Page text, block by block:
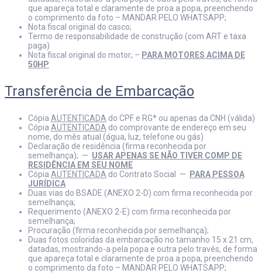
que apareça total e claramente de proa a popa, preenchendo
o comprimento da foto – MANDAR PELO WHATSAPP;
Nota fiscal original do casco;
Termo de responsabilidade de construção (com ART e taxa
paga)
Nota fiscal original do motor; – PARA MOTORES ACIMA DE
50HP
Transferência de Embarcação
Cópia AUTENTICADA do CPF e RG* ou apenas da CNH (válida)
Cópia AUTENTICADA do comprovante de endereço em seu
nome, do mês atual (água, luz, telefone ou gás)
Declaração de residência (firma reconhecida por
semelhança); — USAR APENAS SE NÃO TIVER COMP DE
RESIDÊNCIA EM SEU NOME
Cópia AUTENTICADA do Contrato Social —
PARA PESSOA
JURÍDICA
Duas vias do BSADE (ANEXO 2-D) com firma reconhecida por
semelhança;
Requerimento (ANEXO 2-E) com firma reconhecida por
semelhança;
Procuração (firma reconhecida por semelhança);
Duas fotos coloridas da embarcação no tamanho 15 x 21 cm,
datadas, mostrando-a pela popa e outra pelo través, de forma
que apareça total e claramente de proa a popa, preenchendo
o comprimento da foto – MANDAR PELO WHATSAPP;